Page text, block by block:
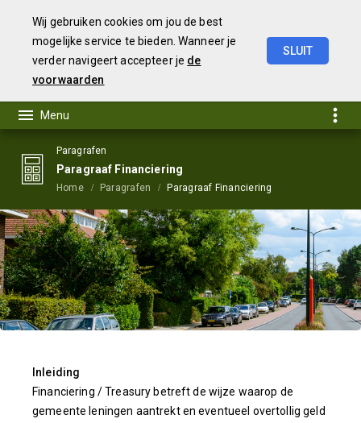
Wij gebruiken cookies om jou de best
mogelijke service te bieden. Wanneer je
verder navigeert accepteer je de
voorwaarden
SLUIT
Paragrafen
Paragraaf Financiering
Home Paragrafen Paragraaf Financiering
Inleiding
Financiering / Treasury betreft de wijze waarop de
gemeente leningen aantrekt en eventueel overtollig geld